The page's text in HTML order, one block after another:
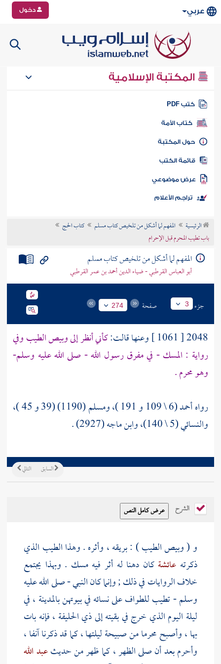
عربي دخول
المكتبة الإسلامية
كتب PDF
كتاب الأمة
المكتبة
الكتب
موضوعي
تراجم الأعلام
الرئيسية المفهم لما أشكل من تلخيص كتاب مسلم
كتاب الحج
باب تطيب المحرم قبل الإحرام
المفهم لما أشكل من تلخيص كتاب مسلم
أبو العباس القرطبي - ضياء الدين أحمد بن عمر القرطبي
جزء 3 صفحة 274
2048 [ 1061 ] وعنها قالت:
كأني أنظر إلى وبيص الطيب وفي
رواية : المسك - في مفرق رسول الله - صلى الله عليه وسلم-
وهو محرم .
رواه أحمد (6 \ 109 و 191 )، ومسلم (1190) (39 و 45 )،
والنسائي (5 \ 140)، وابن ماجه (2927) .
التالي السابق
الشرح
و ( وبيص الطيب ) : بريقه ، وأثره . وهذا الطيب الذي
ذكرته عائشةكان دهنا له أثر فيه مسك . وبهذا يجتمع
خلاف الروايات في ذلك ; وإنما كان النبي - صلى الله عليه
وسلم - تطيب للطواف على نسائه في بيوتهنبالمدينة ، في
ليلة اليوم الذي خرج في بقيته إلىذي الحليفة ، فإنه بات
بها ، وأصبح محرما من صبيحة ليلتها ، كما قد ذكرنا آنفا ،
وأحرم بعد أن صلى الظهر ، كما ظهر من حديثعبد الله